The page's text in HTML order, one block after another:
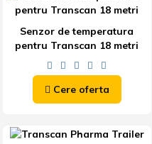
Senzor de temperatura
pentru Transcan 18 metri
Cere oferta